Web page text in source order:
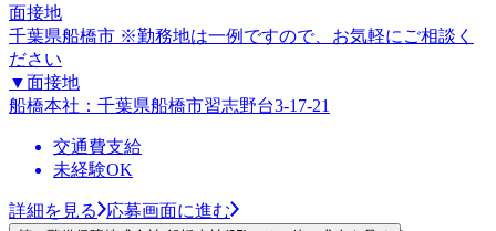
面接地
千葉県船橋市 ※勤務地は一例ですので、お気軽にご相談く
ださい
▼面接地
船橋本社：千葉県船橋市習志野台3-17-21
交通費支給
未経験OK
詳細を見る 応募画面に進む